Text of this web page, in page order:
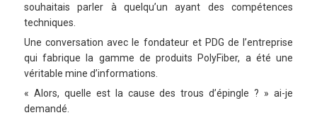
souhaitais parler à quelqu’un ayant des compétences
techniques.
Une conversation avec le fondateur et PDG de l’entreprise
qui fabrique la gamme de produits PolyFiber, a été une
véritable mine d’informations.
« Alors, quelle est la cause des trous d’épingle ? » ai-je
demandé.